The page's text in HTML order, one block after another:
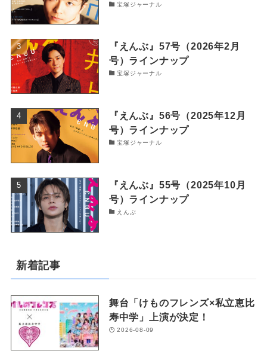
宝塚ジャーナル
『えんぶ』57号（2026年2月
号）ラインナップ
宝塚ジャーナル
『えんぶ』56号（2025年12月
号）ラインナップ
宝塚ジャーナル
『えんぶ』55号（2025年10月
号）ラインナップ
えんぶ
新着記事
舞台「けものフレンズ×私立恵比
寿中学」上演が決定！
2026-08-09